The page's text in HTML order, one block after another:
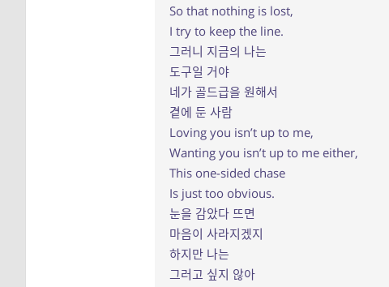
So that nothing is lost,
I try to keep the line.
그러니 지금의 나는
도구일 거야
네가 골드급을 원해서
곁에 둔 사람
Loving you isn’t up to me,
Wanting you isn’t up to me either,
This one-sided chase
Is just too obvious.
눈을 감았다 뜨면
마음이 사라지겠지
하지만 나는
그러고 싶지 않아